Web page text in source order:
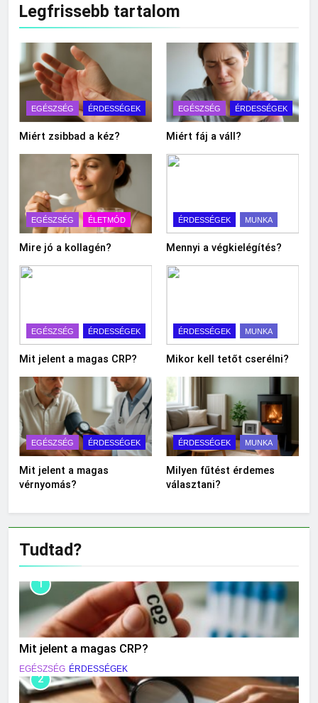
Legfrissebb tartalom
EGÉSZSÉG ÉRDESSÉGEK
Miért zsibbad a kéz?
EGÉSZSÉG ÉRDESSÉGEK
Miért fáj a váll?
EGÉSZSÉG ÉLETMÓD
Mire jó a kollagén?
ÉRDESSÉGEK MUNKA
Mennyi a végkielégítés?
EGÉSZSÉG ÉRDESSÉGEK
Mit jelent a magas CRP?
ÉRDESSÉGEK MUNKA
Mikor kell tetőt cserélni?
EGÉSZSÉG ÉRDESSÉGEK
Mit jelent a magas
vérnyomás?
ÉRDESSÉGEK MUNKA
Milyen fűtést érdemes
választani?
Tudtad?
1
Mit jelent a magas CRP?
EGÉSZSÉG ÉRDESSÉGEK
2